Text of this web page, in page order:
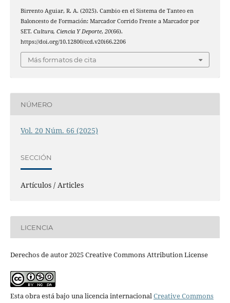
Birrento Aguiar, R. A. (2025). Cambio en el Sistema de Tanteo en
Baloncesto de Formación: Marcador Corrido Frente a Marcador por
SET. Cultura, Ciencia Y Deporte, 20(66).
https://doi.org/10.12800/ccd.v20i66.2206
Más formatos de cita
NÚMERO
Vol. 20 Núm. 66 (2025)
SECCIÓN
Artículos / Articles
LICENCIA
Derechos de autor 2025 Creative Commons Attribution License
Esta obra está bajo una licencia internacionalCreative Commons